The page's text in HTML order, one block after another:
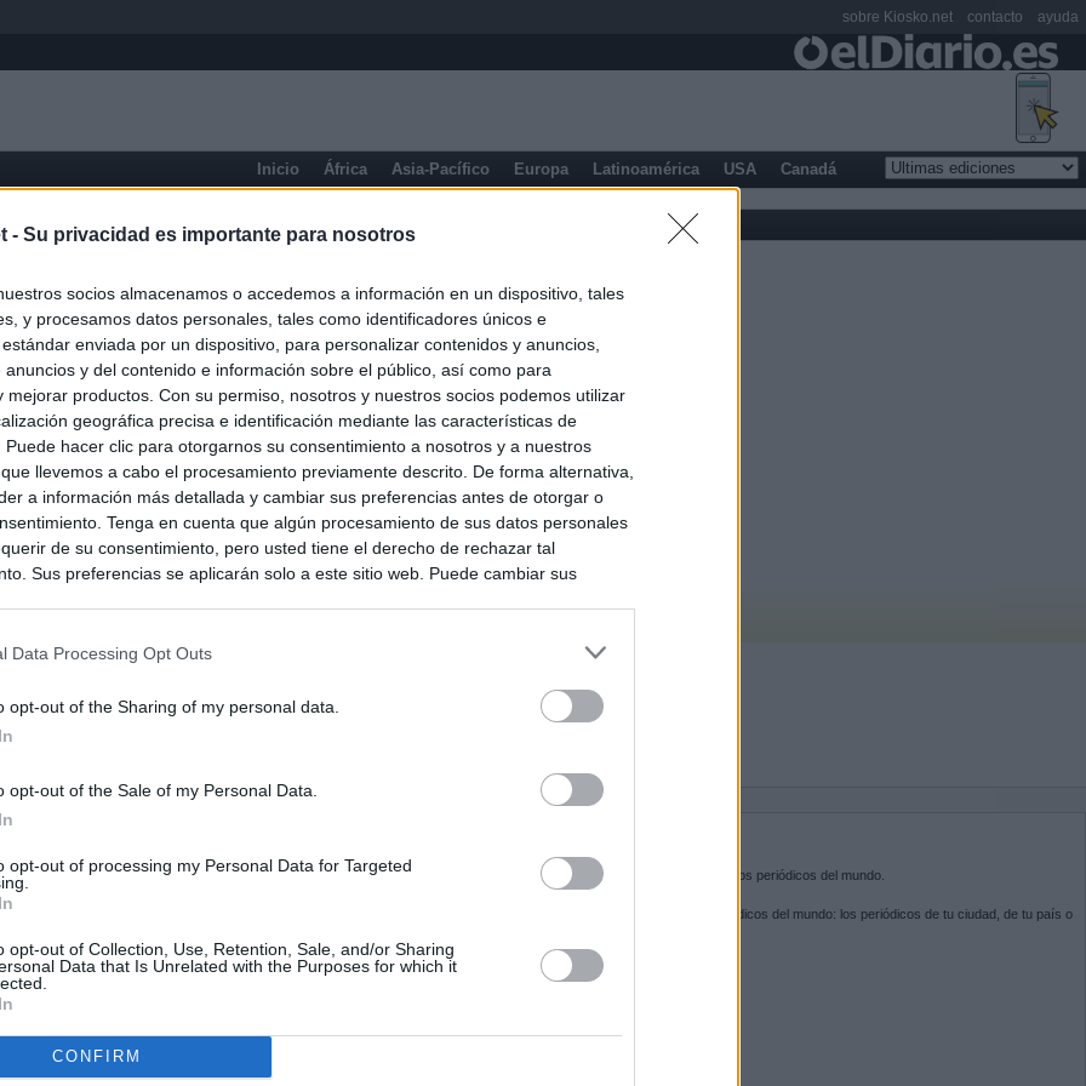
- Su privacidad es importante para nosotros
socios almacenamos o accedemos a información en un dispositivo, tales
y procesamos datos personales, tales como identificadores únicos e
enviada por un dispositivo, para personalizar contenidos y anuncios,
anuncios y del contenido e información sobre el público, así como para
mejorar productos. Con su permiso, nosotros y nuestros socios podemos utilizar
geográfica precisa e identificación mediante las características de
Puede hacer clic para otorgarnos su consentimiento a nosotros y a nuestros
llevemos a cabo el procesamiento previamente descrito. De forma alternativa,
a información más detallada y cambiar sus preferencias antes de otorgar o
Tenga en cuenta que algún procesamiento de sus datos personales
de su consentimiento, pero usted tiene el derecho de rechazar tal
Sus preferencias se aplicarán solo a este sitio web. Puede cambiar sus
Data Processing Opt Outs
opt-out of the Sharing of my personal data.
opt-out of the Sale of my Personal Data.
opt-out of processing my Personal Data for Targeted
opt-out of Collection, Use, Retention, Sale, and/or Sharing
Data that Is Unrelated with the Purposes for which it
CONFIRM
Inicio África Asia-Pacífico Europa Latinoamérica USA Canadá
Cantabria
ante la Fiscalía al consejo de administración de Planifica
del ático
Púnica y refugio de cargos del PP: así es la empresa
el ático de Ayuso
el Gobierno de Ayuso en Chamberí tampoco puede ser
lo prohíbe la normativa municipal
Kiosko.net es la puerta de entrada a los periódicos del mundo.
Navega por las portadas de los periódicos del mundo: los periódicos de tu ciudad, de tu país o
SÍGUENOS
sobre Kiosko.net contacto ayuda